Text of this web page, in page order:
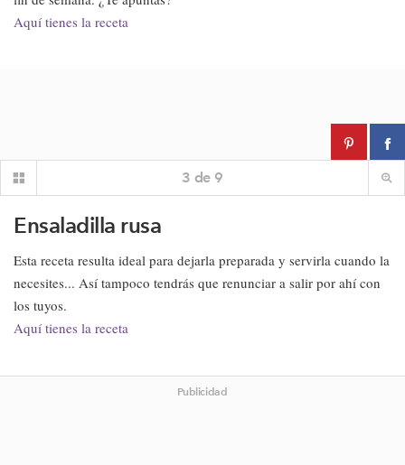
Aquí tienes la receta
3 de 9
Ensaladilla rusa
Esta receta resulta ideal para dejarla preparada y servirla cuando la
necesites... Así tampoco tendrás que renunciar a salir por ahí con
los tuyos.
Aquí tienes la receta
Publicidad